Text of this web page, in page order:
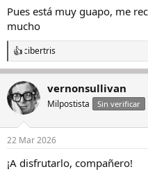
Pues está muy guapo, me
mucho
R
e
c
c
i
e
:
cibertris
vernonsullivan
Milpostista Sin verificar
22 Mar 2026
¡A disfrutarlo, compañero!